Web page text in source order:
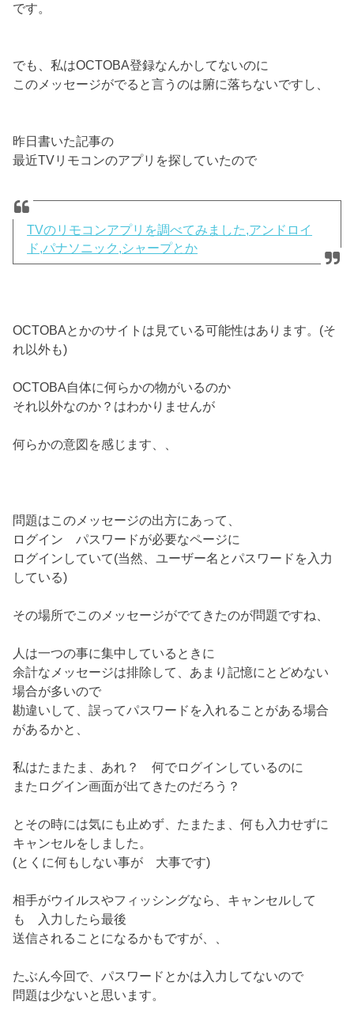
です。
でも、私はOCTOBA登録なんかしてないのに
このメッセージがでると言うのは腑に落ちないですし、
昨日書いた記事の
最近TVリモコンのアプリを探していたので
TVのリモコンアプリを調べてみました,アンドロイ
ド,パナソニック,シャープとか
OCTOBAとかのサイトは見ている可能性はあります。(そ
れ以外も)
OCTOBA自体に何らかの物がいるのか
それ以外なのか？はわかりませんが
何らかの意図を感じます、、
問題はこのメッセージの出方にあって、
ログイン パスワードが必要なページに
ログインしていて(当然、ユーザー名とパスワードを入力
している)
その場所でこのメッセージがでてきたのが問題ですね、
人は一つの事に集中しているときに
余計なメッセージは排除して、あまり記憶にとどめない
場合が多いので
勘違いして、誤ってパスワードを入れることがある場合
があるかと、
私はたまたま、あれ？ 何でログインしているのに
またログイン画面が出てきたのだろう？
とその時には気にも止めず、たまたま、何も入力せずに
キャンセルをしました。
(とくに何もしない事が 大事です)
相手がウイルスやフィッシングなら、キャンセルして
も 入力したら最後
送信されることになるかもですが、、
たぶん今回で、パスワードとかは入力してないので
問題は少ないと思います。